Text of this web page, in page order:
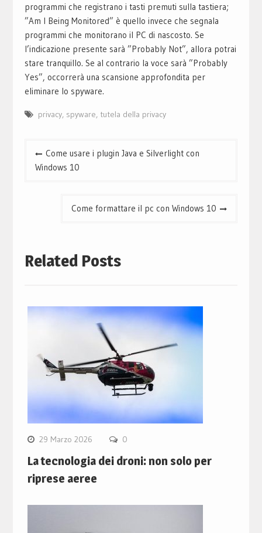
programmi che registrano i tasti premuti sulla tastiera;
”Am I Being Monitored” è quello invece che segnala
programmi che monitorano il PC di nascosto. Se
l’indicazione presente sarà ”Probably Not”, allora potrai
stare tranquillo. Se al contrario la voce sarà ”Probably
Yes”, occorrerà una scansione approfondita per
eliminare lo spyware.
privacy, spyware, tutela della privacy
Navigazione
articoli
Come usare i plugin Java e Silverlight con
Windows 10
Come formattare il pc con Windows 10
Related Posts
29 Marzo 2026 0
La tecnologia dei droni: non solo per
riprese aeree